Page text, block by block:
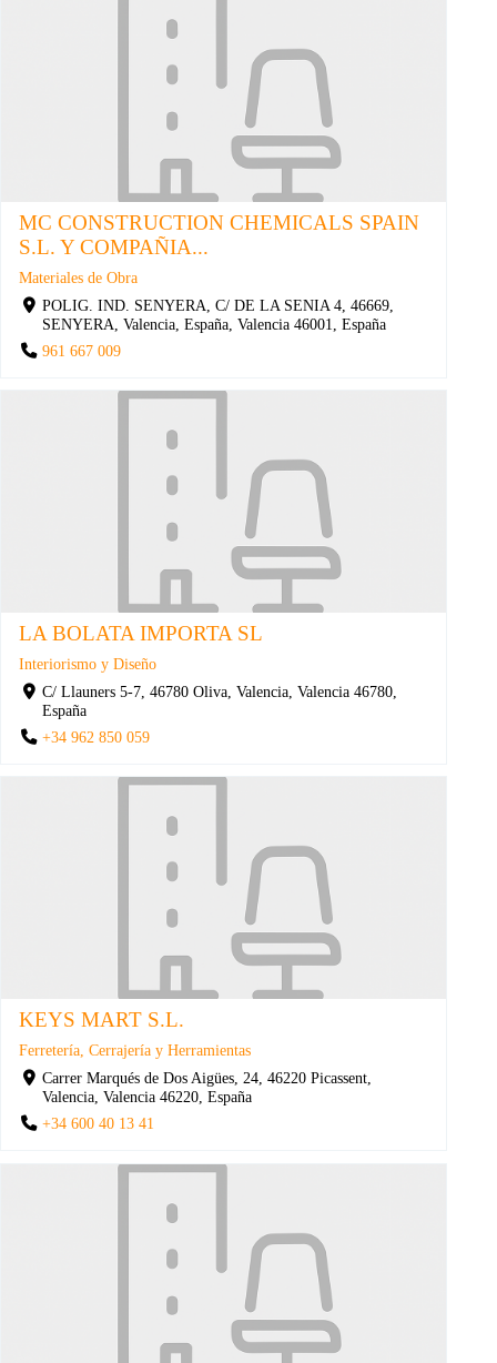
MC CONSTRUCTION CHEMICALS SPAIN
S.L. Y COMPAÑIA...
Materiales de Obra
POLIG. IND. SENYERA, C/ DE LA SENIA 4, 46669,
SENYERA, Valencia, España, Valencia 46001, España
961 667 009
LA BOLATA IMPORTA SL
Interiorismo y Diseño
C/ Llauners 5-7, 46780 Oliva, Valencia, Valencia 46780,
España
+34 962 850 059
KEYS MART S.L.
Ferretería, Cerrajería y Herramientas
Carrer Marqués de Dos Aigües, 24, 46220 Picassent,
Valencia, Valencia 46220, España
+34 600 40 13 41